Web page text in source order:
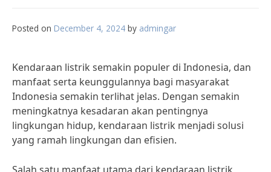
Posted on December 4, 2024 by admingar
Kendaraan listrik semakin populer di Indonesia, dan
manfaat serta keunggulannya bagi masyarakat
Indonesia semakin terlihat jelas. Dengan semakin
meningkatnya kesadaran akan pentingnya
lingkungan hidup, kendaraan listrik menjadi solusi
yang ramah lingkungan dan efisien.